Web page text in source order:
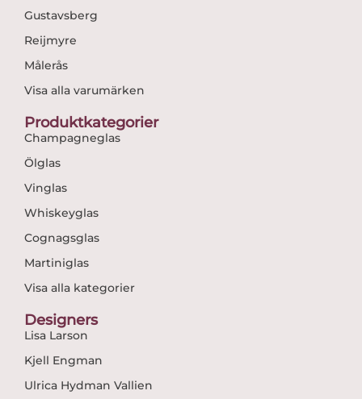
Gustavsberg
Reijmyre
Målerås
Visa alla varumärken
Produktkategorier
Champagneglas
Ölglas
Vinglas
Whiskeyglas
Cognagsglas
Martiniglas
Visa alla kategorier
Designers
Lisa Larson
Kjell Engman
Ulrica Hydman Vallien